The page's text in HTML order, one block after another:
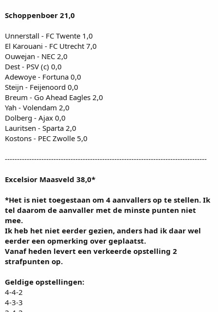
Schoppenboer 21,0
Unnerstall - FC Twente 1,0
El Karouani - FC Utrecht 7,0
Ouwejan - NEC 2,0
Dest - PSV (c) 0,0
Adewoye - Fortuna 0,0
Steijn - Feijenoord 0,0
Breum - Go Ahead Eagles 2,0
Yah - Volendam 2,0
Dolberg - Ajax 0,0
Lauritsen - Sparta 2,0
Kostons - PEC Zwolle 5,0
-----------------------------------------------------------------------------------
Excelsior Maasveld 38,0*
*Het is niet toegestaan om 4 aanvallers op te stellen. Ik
tel daarom de aanvaller met de minste punten niet
mee.
Ik heb het niet eerder gezien, anders had ik daar wel
eerder een opmerking over geplaatst.
Vanaf heden levert een verkeerde opstelling 2
strafpunten op.
Geldige opstellingen:
4-4-2
4-3-3